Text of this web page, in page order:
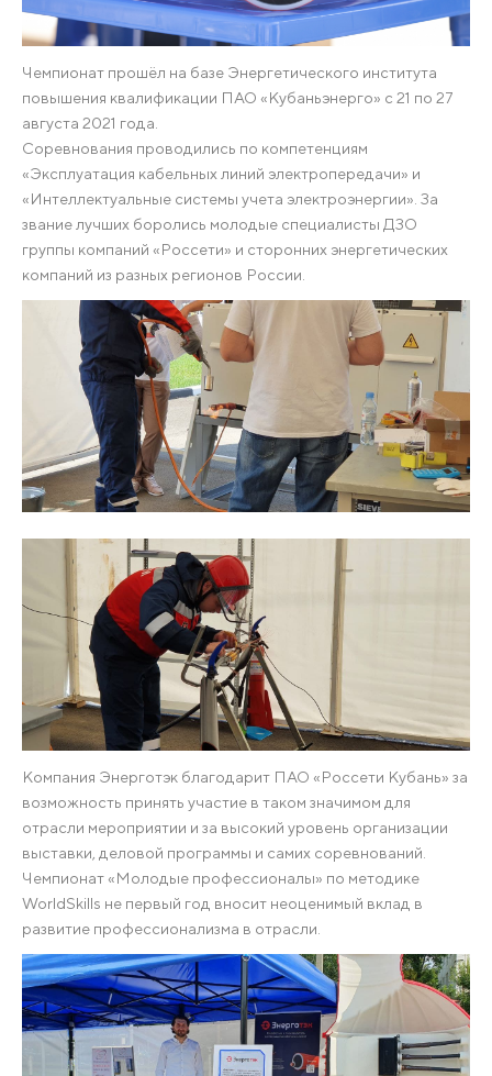
Чемпионат прошёл на базе Энергетического института
повышения квалификации ПАО «Кубаньэнерго» с 21 по 27
августа 2021 года.
Соревнования проводились по компетенциям
«Эксплуатация кабельных линий электропередачи» и
«Интеллектуальные системы учета электроэнергии». За
звание лучших боролись молодые специалисты ДЗО
группы компаний «Россети» и сторонних энергетических
компаний из разных регионов России.
Компания Энерготэк благодарит ПАО «Россети Кубань» за
возможность принять участие в таком значимом для
отрасли мероприятии и за высокий уровень организации
выставки, деловой программы и самих соревнований.
Чемпионат «Молодые профессионалы» по методике
WorldSkills не первый год вносит неоценимый вклад в
развитие профессионализма в отрасли.